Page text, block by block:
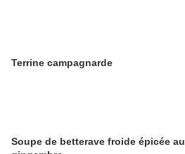
Terrine campagnarde
Soupe de betterave froide épicée au